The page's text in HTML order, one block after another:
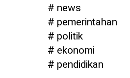
news
pemerintahan
politik
ekonomi
pendidikan